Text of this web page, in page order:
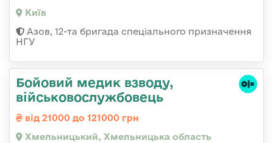
Київ
Азов, 12-та бригада спеціального призначення
НГУ
Бойовий медик взводу,
військовослужбовець
від 21000 до 121000 грн
Хмельницький, Хмельницька область